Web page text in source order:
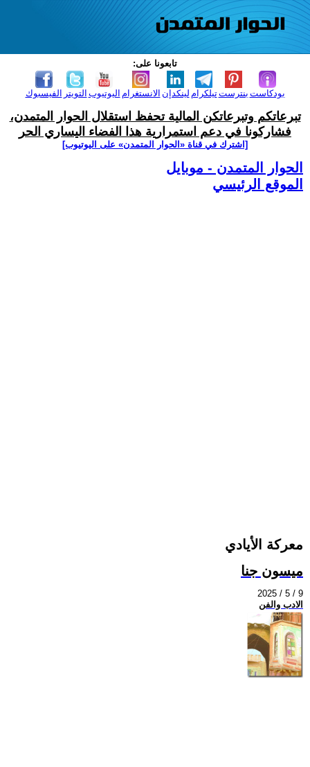
تابعونا على:
الفيسبوك التويتر اليوتيوب الانستغرام لينكدإن تيلكرامبنترست بودكاست
تبرعاتكم وتبرعاتكن المالية تحفظ استقلال الحوار المتمدن،
فشاركونا في دعم استمرارية هذا الفضاء اليساري الحر
[اشترك في قناة ‫«الحوار المتمدن» على اليوتيوب]
الحوار المتمدن - موبايل
الموقع الرئيسي
معركة الأيادي
ميسون جنا
2025 / 5 / 9
الادب والفن